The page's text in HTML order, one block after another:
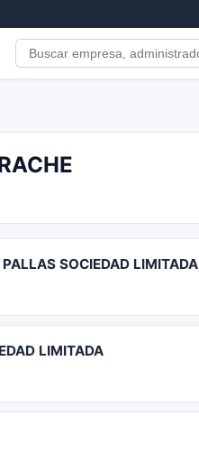
SOCIEDAD LIMITADA
LIMITADA